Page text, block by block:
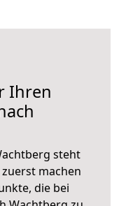
Ihren
steht
machen
die bei